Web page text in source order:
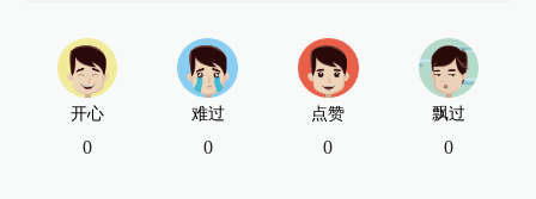
开心
0
难过
0
点赞
0
飘过
0